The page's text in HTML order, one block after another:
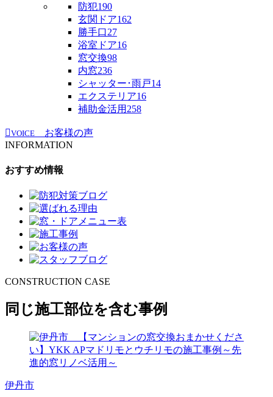
防犯190
玄関ドア162
勝手口27
浴室ドア16
窓交換98
内窓236
シャッター･雨戸14
エクステリア16
補助金活用258
VOICE
お客様の声
INFORMATION
おすすめ情報
CONSTRUCTION CASE
同じ施工部位を含む事例
伊丹市